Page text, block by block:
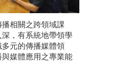
相關之跨領域課
，有系統地帶領學
元的傳播媒體領
媒體應用之專業能